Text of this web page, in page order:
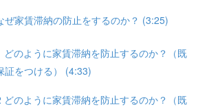
ぜ家賃滞納の防止をするのか？ (3:25)
どのように家賃滞納を防止するのか？（既
証をつける） (4:33)
どのように家賃滞納を防止するのか？（既